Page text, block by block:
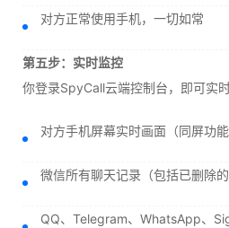
对方正常使用手机，一切如常
第五步：实时监控
你登录SpyCall云端控制台，即可实时
对方手机屏幕实时画面（同屏功能
微信所有聊天记录（包括已删除的
QQ、Telegram、WhatsApp、